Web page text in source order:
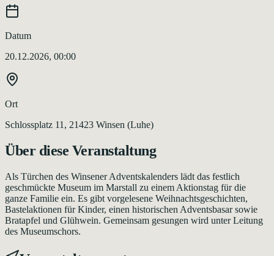
Datum
20.12.2026, 00:00
Ort
Schlossplatz 11, 21423 Winsen (Luhe)
Über diese Veranstaltung
Als Türchen des Winsener Adventskalenders lädt das festlich
geschmückte Museum im Marstall zu einem Aktionstag für die
ganze Familie ein. Es gibt vorgelesene Weihnachtsgeschichten,
Bastelaktionen für Kinder, einen historischen Adventsbasar sowie
Bratapfel und Glühwein. Gemeinsam gesungen wird unter Leitung
des Museumschors.